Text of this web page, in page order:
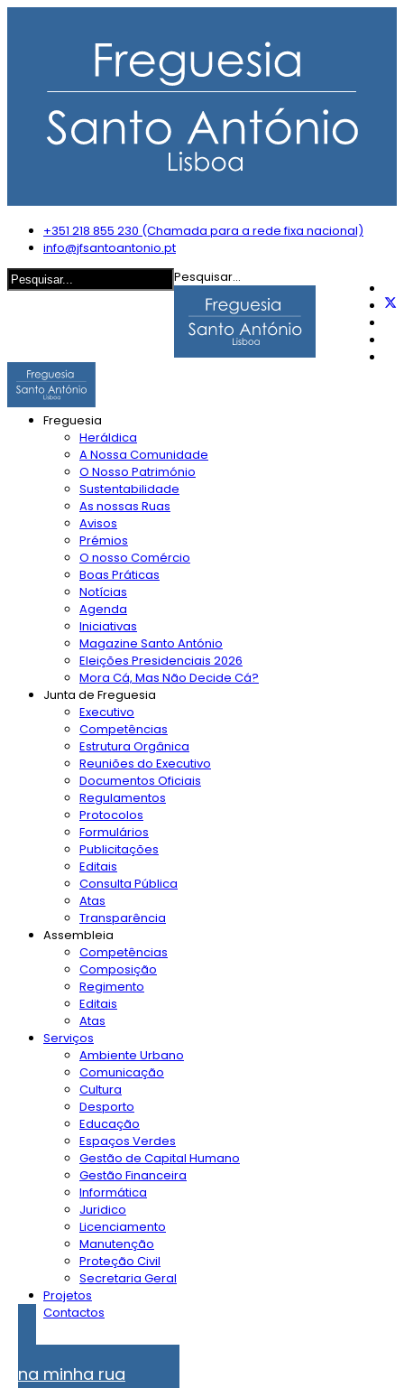
+351 218 855 230 (Chamada para a rede fixa nacional)
info@jfsantoantonio.pt
Pesquisar...
Freguesia
Heráldica
A Nossa Comunidade
O Nosso Património
Sustentabilidade
As nossas Ruas
Avisos
Prémios
O nosso Comércio
Boas Práticas
Notícias
Agenda
Iniciativas
Magazine Santo António
Eleições Presidenciais 2026
Mora Cá, Mas Não Decide Cá?
Junta de Freguesia
Executivo
Competências
Estrutura Orgânica
Reuniões do Executivo
Documentos Oficiais
Regulamentos
Protocolos
Formulários
Publicitações
Editais
Consulta Pública
Atas
Transparência
Assembleia
Competências
Composição
Regimento
Editais
Atas
Serviços
Ambiente Urbano
Comunicação
Cultura
Desporto
Educação
Espaços Verdes
Gestão de Capital Humano
Gestão Financeira
Informática
Juridico
Licenciamento
Manutenção
Proteção Civil
Secretaria Geral
Projetos
Contactos
na minha rua